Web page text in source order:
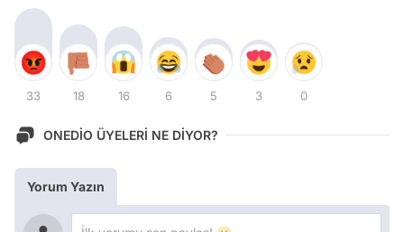
33 18 16 6 5 3 0
ONEDİO ÜYELERİ NE DİYOR?
Yorum Yazın